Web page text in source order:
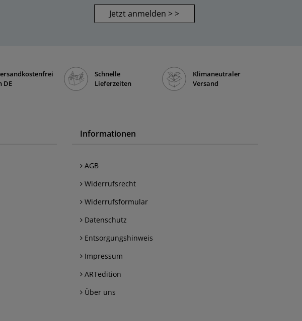
Jetzt anmelden > >
DE
Schnelle
Lieferzeiten
Klimaneutraler
Versand
Informationen
AGB
Widerrufsrecht
Widerrufsformular
Datenschutz
Entsorgungshinweis
Impressum
ARTedition
Über uns